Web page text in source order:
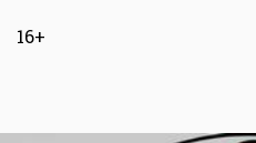
16+